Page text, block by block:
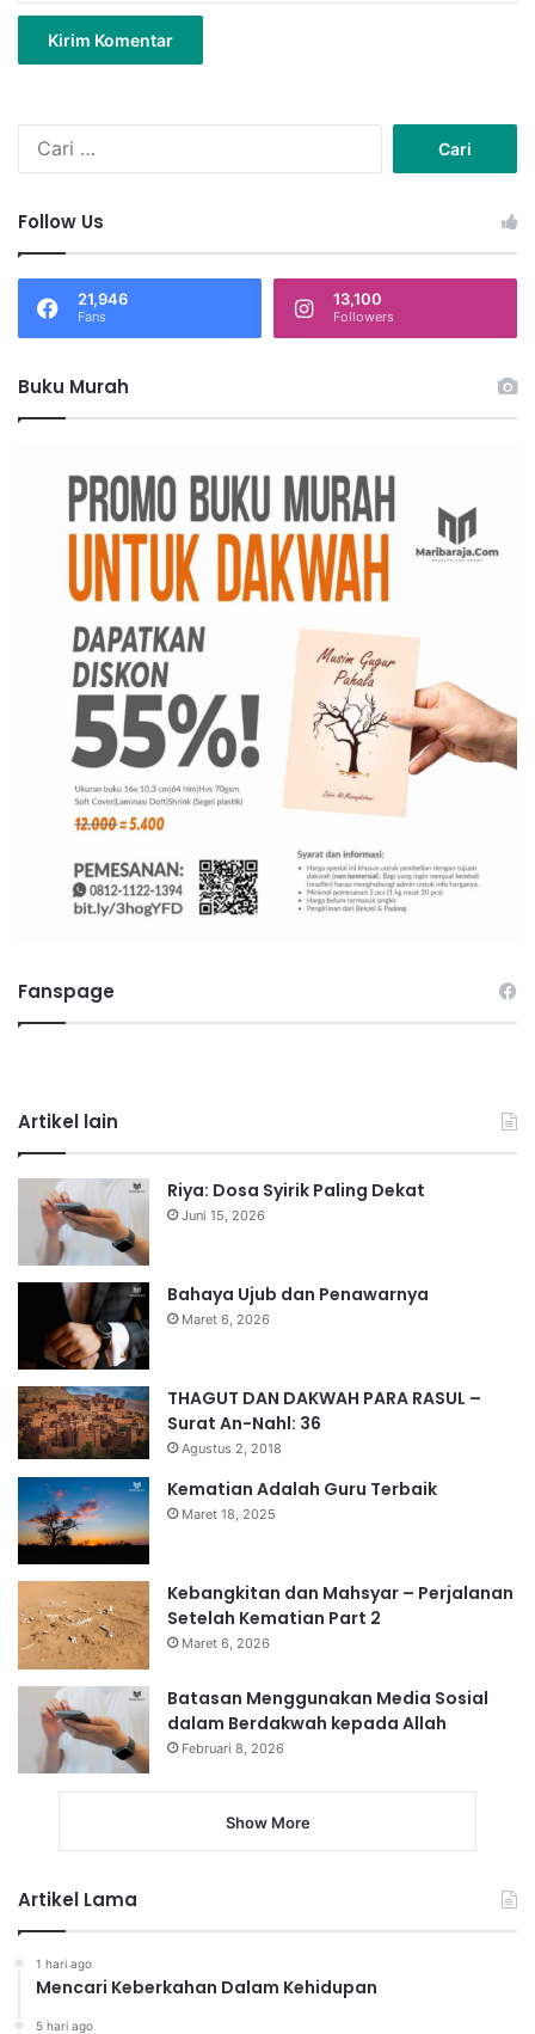
n
u
k
Follow Us
21,946
Fans
13,100
Followers
Buku Murah
Fanspage
Artikel lain
Riya: Dosa Syirik Paling Dekat
Juni 15, 2026
Bahaya Ujub dan Penawarnya
Maret 6, 2026
THAGUT DAN DAKWAH PARA RASUL –
Surat An-Nahl: 36
Agustus 2, 2018
Kematian Adalah Guru Terbaik
Maret 18, 2025
Kebangkitan dan Mahsyar – Perjalanan
Setelah Kematian Part 2
Maret 6, 2026
Batasan Menggunakan Media Sosial
dalam Berdakwah kepada Allah
Februari 8, 2026
Show More
Artikel Lama
1 hari ago
Mencari Keberkahan Dalam Kehidupan
5 hari ago